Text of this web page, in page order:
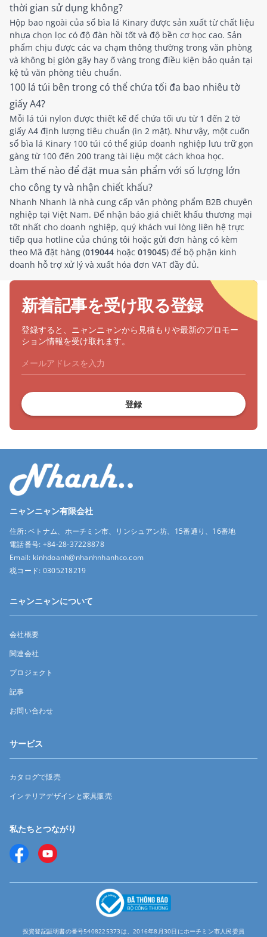
thời gian sử dụng không?
Hộp bao ngoài của sổ bìa lá Kinary được sản xuất từ chất liệu
nhựa chọn lọc có độ đàn hồi tốt và độ bền cơ học cao. Sản
phẩm chịu được các va chạm thông thường trong văn phòng
và không bị giòn gãy hay ố vàng trong điều kiện bảo quản tại
kệ tủ văn phòng tiêu chuẩn.
100 lá túi bên trong có thể chứa tối đa bao nhiêu tờ
giấy A4?
Mỗi lá túi nylon được thiết kế để chứa tối ưu từ 1 đến 2 tờ
giấy A4 định lượng tiêu chuẩn (in 2 mặt). Như vậy, một cuốn
sổ bìa lá Kinary 100 túi có thể giúp doanh nghiệp lưu trữ gọn
gàng từ 100 đến 200 trang tài liệu một cách khoa học.
Làm thế nào để đặt mua sản phẩm với số lượng lớn
cho công ty và nhận chiết khấu?
Nhanh Nhanh là nhà cung cấp văn phòng phẩm B2B chuyên
nghiệp tại Việt Nam. Để nhận báo giá chiết khấu thương mại
tốt nhất cho doanh nghiệp, quý khách vui lòng liên hệ trực
tiếp qua hotline của chúng tôi hoặc gửi đơn hàng có kèm
theo Mã đặt hàng (019044 hoặc 019045) để bộ phận kinh
doanh hỗ trợ xử lý và xuất hóa đơn VAT đầy đủ.
新着記事を受け取る登録
登録すると、ニャンニャンから見積もりや最新のプロモー
ション情報を受け取れます。
登録
ニャンニャン有限会社
住所:ベトナム、ホーチミン市、リンシュアン坊、15番通り、16番地
電話番号: +84-28-37228878
Email: kinhdoanh@nhanhnhanhco.com
税コード: 0305218219
ニャンニャンについて
会社概要
関連会社
プロジェクト
記事
お問い合わせ
サービス
カタログで販売
インテリアデザインと家具販売
私たちとつながり
投資登記証明書の番号5408225373は、2016年8月30日にホーチミン市人民委員